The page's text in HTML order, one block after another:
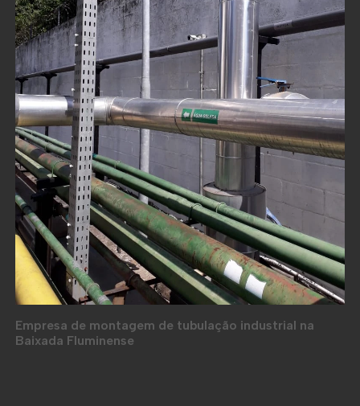
Empresa de montagem de tubulação industrial na
Baixada Fluminense